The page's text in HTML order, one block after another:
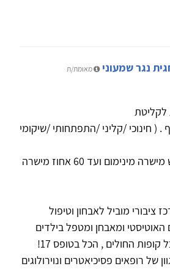
נגר שמעוני מאומת/ת
לקליטת
. ( חינוכי /קליני /התפתחותי /שיקומי
העבודה הינה בשליש מישרה מינימום ועד 60 אחוז מישרה
ציבורי מוביל לאבחון וטיפול
ומאבחן ומטפל בילדים
החולים , הכל בטופס 17!
של רופאים פסיכיאטרים ונוירולוגים